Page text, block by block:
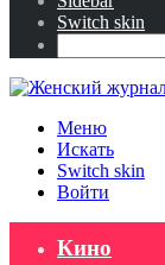
Switch skin
Меню
Искать
Switch skin
Войти
Кино